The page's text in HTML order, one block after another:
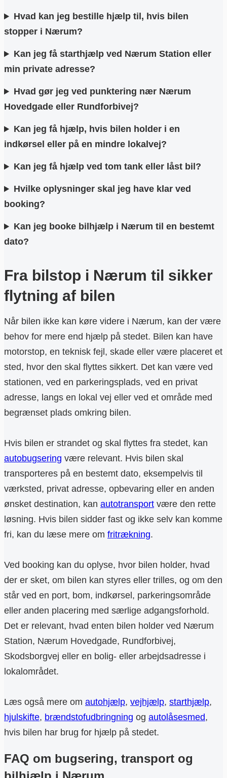
Hvad kan jeg bestille hjælp til, hvis bilen
stopper i Nærum?
Kan jeg få starthjælp ved Nærum Station eller
min private adresse?
Hvad gør jeg ved punktering nær Nærum
Hovedgade eller Rundforbivej?
Kan jeg få hjælp, hvis bilen holder i en
indkørsel eller på en mindre lokalvej?
Kan jeg få hjælp ved tom tank eller låst bil?
Hvilke oplysninger skal jeg have klar ved
booking?
Kan jeg booke bilhjælp i Nærum til en bestemt
dato?
Fra bilstop i Nærum til sikker
flytning af bilen
Når bilen ikke kan køre videre i Nærum, kan der være
behov for mere end hjælp på stedet. Bilen kan have
motorstop, en teknisk fejl, skade eller være placeret et
sted, hvor den skal flyttes sikkert. Det kan være ved
stationen, ved en parkeringsplads, ved en privat
adresse, langs en lokal vej eller ved et område med
begrænset plads omkring bilen.
Hvis bilen er strandet og skal flyttes fra stedet, kan
autobugsering være relevant. Hvis bilen skal
transporteres på en bestemt dato, eksempelvis til
værksted, privat adresse, opbevaring eller en anden
ønsket destination, kan autotransport være den rette
løsning. Hvis bilen sidder fast og ikke selv kan komme
fri, kan du læse mere om fritrækning.
Ved booking kan du oplyse, hvor bilen holder, hvad
der er sket, om bilen kan styres eller trilles, og om den
står ved en port, bom, indkørsel, parkeringsområde
eller anden placering med særlige adgangsforhold.
Det er relevant, hvad enten bilen holder ved Nærum
Station, Nærum Hovedgade, Rundforbivej,
Skodsborgvej eller en bolig- eller arbejdsadresse i
lokalområdet.
Læs også mere om autohjælp, vejhjælp, starthjælp,
hjulskifte, brændstofudbringning og autolåsesmed,
hvis bilen har brug for hjælp på stedet.
FAQ om bugsering, transport og